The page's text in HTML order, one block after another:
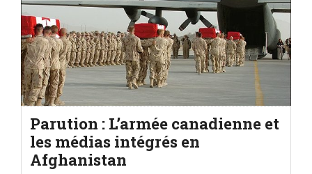
Parution : L’armée canadienne et
les médias intégrés en
Afghanistan